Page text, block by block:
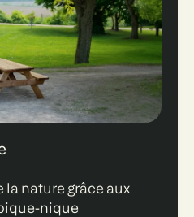
nature grâce aux
nique